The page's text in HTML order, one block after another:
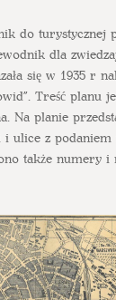
do turystycznej
dla
się w 1935 r
Treść planu
Na planie
i ulice z
także numery i